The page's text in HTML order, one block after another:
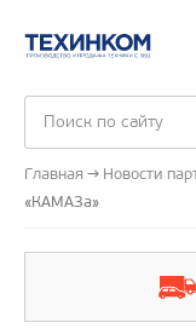
Главная Новости
«КАМАЗа»